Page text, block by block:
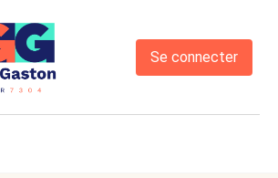
Se connecter